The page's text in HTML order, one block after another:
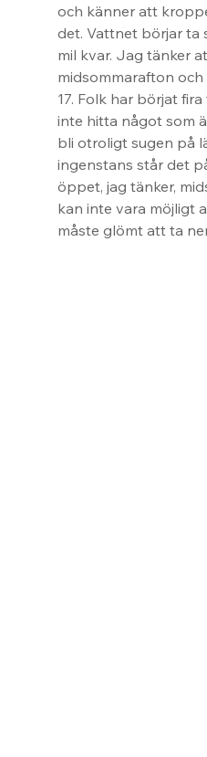
och känner att
det. Vattnet börjar ta
mil kvar. Jag tänker
midsommarafton
17. Folk har börjat
inte hitta något som
bli otroligt sugen på
ingenstans står det
öppet, jag tänker,
kan inte vara möjligt
måste glömt att ta